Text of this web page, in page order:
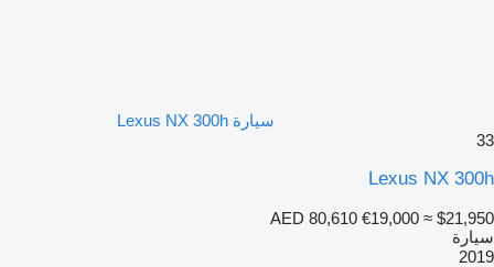
سيارة Lexus NX 300h
33
Lexus NX 300h
AED 80,610 €19,000 ≈ $21,950
سيارة
2019